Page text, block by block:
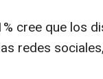
cree que los
redes